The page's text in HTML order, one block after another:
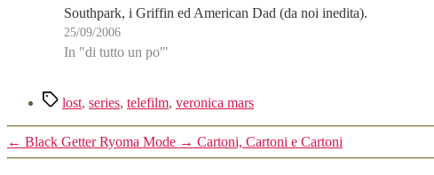
Southpark, i Griffin ed American Dad (da noi inedita).
ciuaz
25/09/2006
In "di tutto un po'"
Taglost, series, telefilm, veronica mars
← Black Getter Ryoma Mode → Cartoni, Cartoni e Cartoni